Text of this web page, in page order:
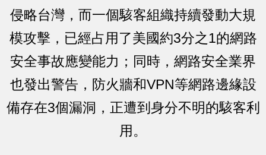
侵略台灣，而一個駭客組織持續發動大規
模攻擊，已經占用了美國約3分之1的網路
安全事故應變能力；同時，網路安全業界
也發出警告，防火牆和VPN等網路邊緣設
備存在3個漏洞，正遭到身分不明的駭客利
用。